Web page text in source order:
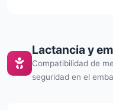
Lactancia y
Compatibilidad de
seguridad en el